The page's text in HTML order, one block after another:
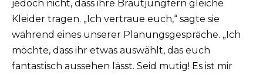
jedoch nicht, dass ihre Brautjungfern gleiche
Kleider tragen. „Ich vertraue euch,“ sagte sie
während eines unserer Planungsgespräche. „Ich
möchte, dass ihr etwas auswählt, das euch
fantastisch aussehen lässt. Seid mutig! Es ist mir